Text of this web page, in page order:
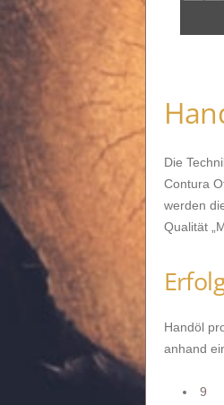
Die
Contura
werden
Qualität
Handöl
anhand
9